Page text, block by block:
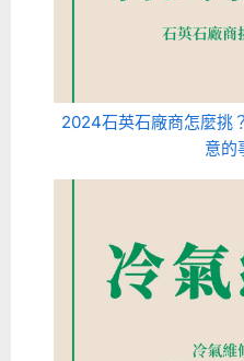
2024石英石廠商怎麼挑
意的